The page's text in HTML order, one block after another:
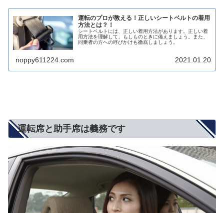
運転のプロが教える！正しいシートベルトの着用
方法とは？！
シートベルトには、正しい着用方法があります。正しい着
用方法を理解して、もしものときに備えましょう。また、
同乗者の方への呼びかけも徹底しましょう。
noppy611224.com 2021.01.20
運転席と助手席は義務です